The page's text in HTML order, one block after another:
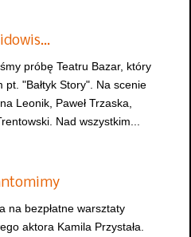
próbę Teatru Bazar, który
"Bałtyk Story". Na scenie
Leonik, Paweł Trzaska,
Nad wszystkim...
na bezpłatne warsztaty
aktora Kamila Przystała.